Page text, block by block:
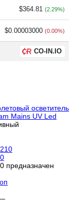
$364.81 (2.29%)
$0.00003000 (0.00%)
CO-IN.IO
Mains UV Led
предназначен